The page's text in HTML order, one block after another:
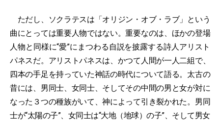
ただし、ソクラテスは「オリジン・オブ・ラブ」という
曲にとっては重要人物ではない。重要なのは、ほかの登場
人物と同様に“愛”にまつわる自説を披露する詩人アリスト
パネスだ。アリストパネスは、かつて人間が一人二組で、
四本の手足を持っていた神話の時代について語る。太古の
昔には、男同士、女同士、そしてその中間の男と女が対に
なった３つの種族がいて、神によって引き裂かれた。男同
士が“太陽の子”、女同士は“大地（地球）の子”、そして男女